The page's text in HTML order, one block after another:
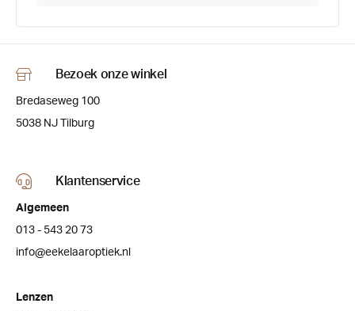
Bezoek onze winkel
Bredaseweg 100
5038 NJ Tilburg
Klantenservice
Algemeen
013 - 543 20 73
info@eekelaaroptiek.nl
Lenzen